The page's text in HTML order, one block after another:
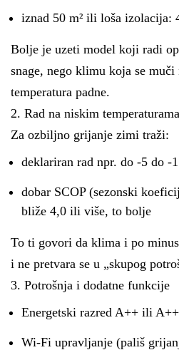
iznad 50 m² ili loša izolacija:
Bolje je uzeti model koji radi
snage, nego klimu koja se
temperatura padne.
2. Rad na niskim temperaturama
Za ozbiljno grijanje zimi traži:
deklariran rad npr. do -5 do -
dobar SCOP (sezonski
bliže 4,0 ili više, to bolje
To ti govori da klima i po
i ne pretvara se u „skupog
3. Potrošnja i dodatne funkcije
Energetski razred A++ ili
Wi-Fi upravljanje (pališ